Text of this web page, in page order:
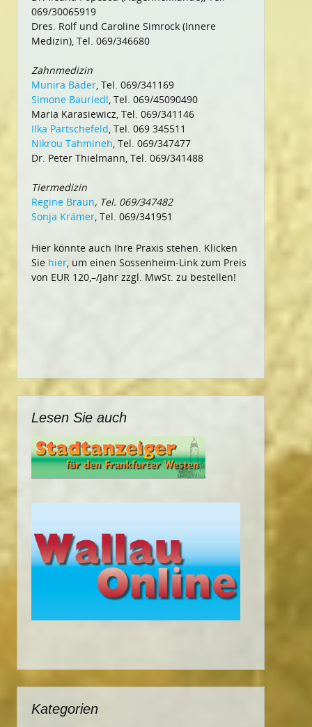
069/30065919
Dres. Rolf und Caroline Simrock (Innere
Medizin), Tel. 069/346680
Zahnmedizin
Munira Bäder, Tel. 069/341169
Simone Bauriedl, Tel. 069/45090490
Maria Karasiewicz, Tel. 069/341146
Ilka Partschefeld, Tel. 069 345511
Nikrou Tahmineh, Tel. 069/347477
Dr. Peter Thielmann, Tel. 069/341488
Tiermedizin
Regine Braun, Tel. 069/347482
Sonja Krämer, Tel. 069/341951
Hier könnte auch Ihre Praxis stehen. Klicken
Sie hier, um einen Sossenheim-Link zum Preis
von EUR 120,–/Jahr zzgl. MwSt. zu bestellen!
Lesen Sie auch
Kategorien